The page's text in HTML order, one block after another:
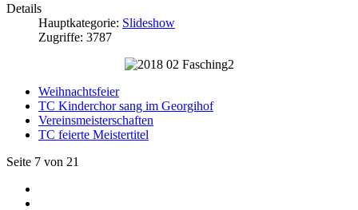
Details
Hauptkategorie: Slideshow
Zugriffe: 3787
Weihnachtsfeier
TC Kinderchor sang im Georgihof
Vereinsmeisterschaften
TC feierte Meistertitel
Seite 7 von 21